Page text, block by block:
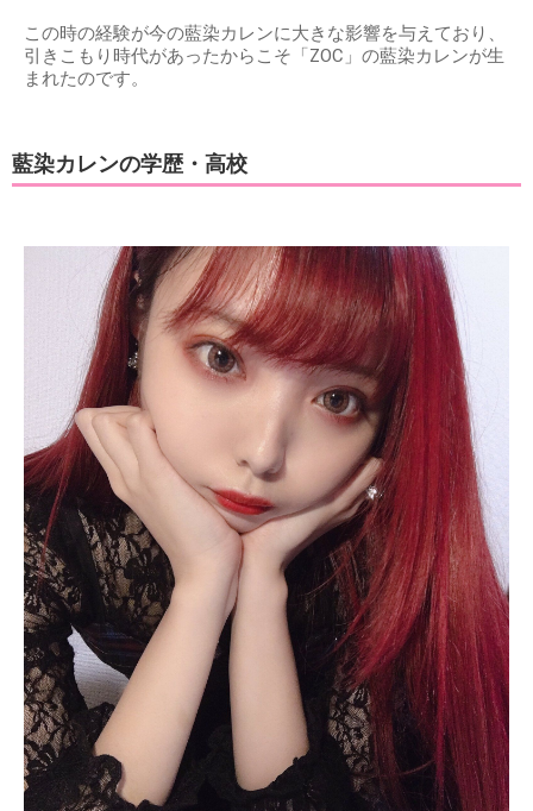
この時の経験が今の藍染カレンに大きな影響を与えており、
引きこもり時代があったからこそ「ZOC」の藍染カレンが生
まれたのです。
藍染カレンの学歴・高校